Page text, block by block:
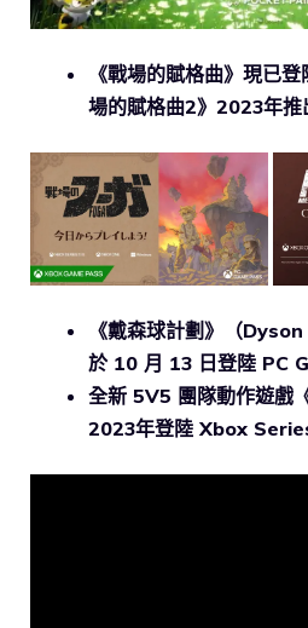
《戰場的賦格曲》現已
場的賦格曲2》2023年推
《戴森球計劃》（
於 10 月 13 日登陸 PC
全新 5V5 團隊動作遊戲
2023年登陸 Xbox